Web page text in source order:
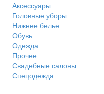
Аксессуары
Головные уборы
Нижнее белье
Обувь
Одежда
Прочее
Свадебные салоны
Спецодежда